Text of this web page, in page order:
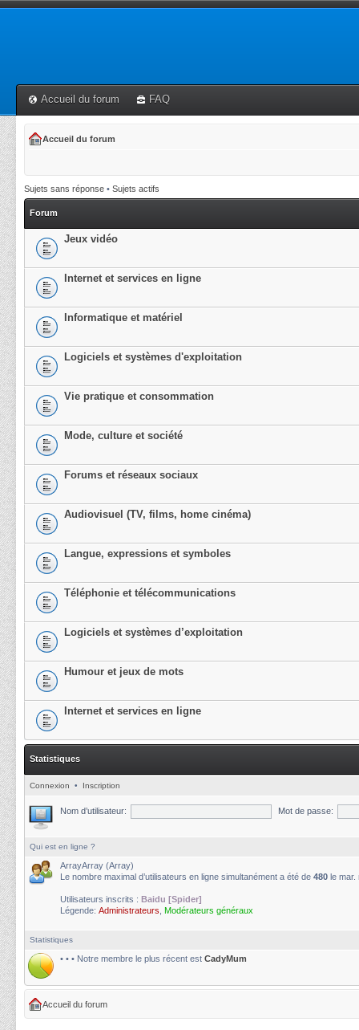
Accueil du forum FAQ
Accueil du forum
Sujets sans réponse • Sujets actifs
Forum
Jeux vidéo
Internet et services en ligne
Informatique et matériel
Logiciels et systèmes d'exploitation
Vie pratique et consommation
Mode, culture et société
Forums et réseaux sociaux
Audiovisuel (TV, films, home cinéma)
Langue, expressions et symboles
Téléphonie et télécommunications
Logiciels et systèmes d’exploitation
Humour et jeux de mots
Internet et services en ligne
Statistiques
Connexion • Inscription
Nom d’utilisateur: Mot de passe:
Qui est en ligne ?
ArrayArray (Array)
Le nombre maximal d’utilisateurs en ligne simultanément a été de 480 le mar.
Utilisateurs inscrits : Baidu [Spider]
Légende: Administrateurs Modérateurs généraux
Statistiques
• • • Notre membre le plus récent est CadyMum
Accueil du forum